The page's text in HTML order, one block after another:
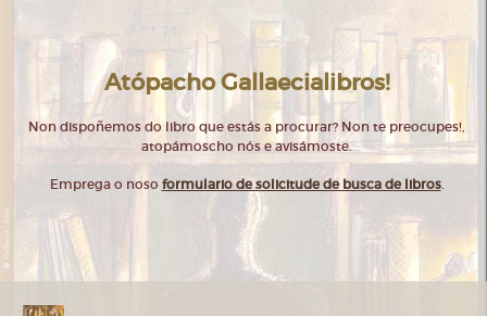
Atópacho Gallaecialibros!
Non dispoñemos do libro que estás a procurar? Non te preocupes!,
atopámoscho nós e avisámoste.
Emprega o noso formulario de solicitude de busca de libros.